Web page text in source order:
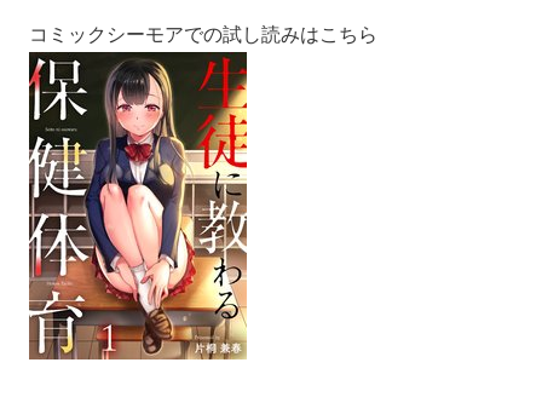
コミックシーモアでの試し読みはこちら